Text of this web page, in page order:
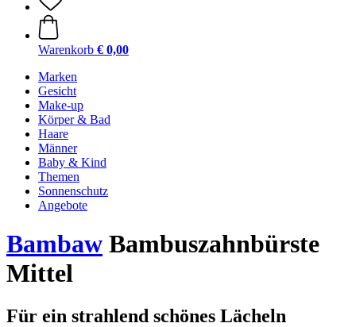
Warenkorb € 0,00
Marken
Gesicht
Make-up
Körper & Bad
Haare
Männer
Baby & Kind
Themen
Sonnenschutz
Angebote
Bambaw Bambuszahnbürste
Mittel
Für ein strahlend schönes Lächeln